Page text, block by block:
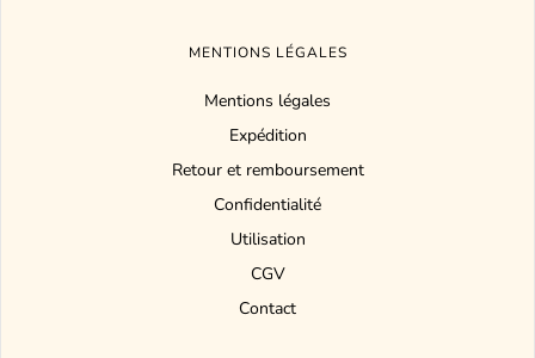
MENTIONS LÉGALES
Mentions légales
Expédition
Retour et remboursement
Confidentialité
Utilisation
CGV
Contact